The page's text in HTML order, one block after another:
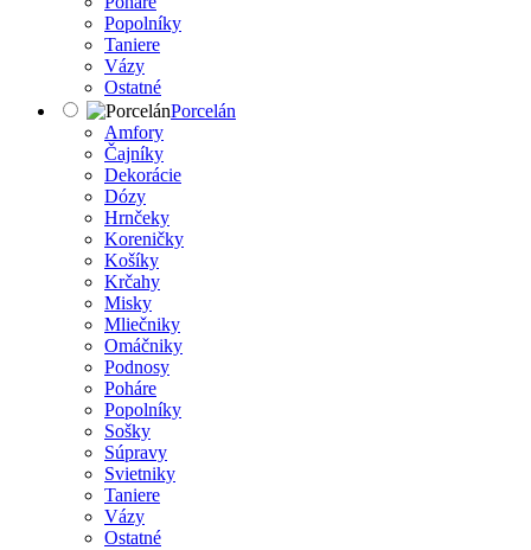
Popolníky
Taniere
Vázy
Ostatné
Porcelán
Amfory
Čajníky
Dekorácie
Dózy
Hrnčeky
Koreničky
Košíky
Krčahy
Misky
Mliečniky
Omáčniky
Podnosy
Poháre
Popolníky
Sošky
Súpravy
Svietniky
Taniere
Vázy
Ostatné